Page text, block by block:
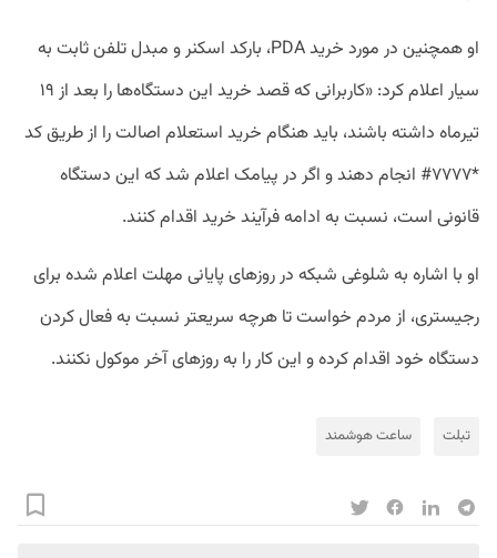
او همچنین در مورد خرید PDA، بارکد اسکنر و مبدل تلفن ثابت به
سیار اعلام کرد: «کاربرانی که قصد خرید این دستگاه‌ها را بعد از ۱۹
تیرماه داشته باشند، باید هنگام خرید استعلام اصالت را از طریق کد
*۷۷۷۷# انجام دهند و اگر در پیامک اعلام شد که این دستگاه
قانونی است، نسبت به ادامه فرآیند خرید اقدام کنند.
او با اشاره به شلوغی شبکه در روز‌های پایانی مهلت اعلام شده برای
رجیستری، از مردم خواست تا هرچه سریعتر نسبت به فعال کردن
دستگاه خود اقدام کرده و این کار را به روزهای آخر موکول نکنند.
تبلت ساعت هوشمند